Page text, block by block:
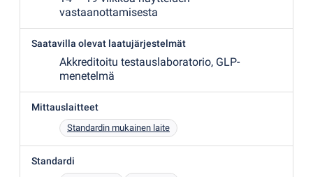
vastaanottamisesta
Saatavilla olevat laatujärjestelmät
Akkreditoitu testauslaboratorio, GLP-
menetelmä
Mittauslaitteet
Standardin mukainen laite
Standardi